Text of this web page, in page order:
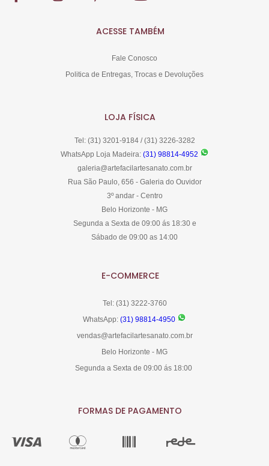
ACESSE TAMBÉM
Fale Conosco
Politica de Entregas, Trocas e Devoluções
LOJA FÍSICA
Tel: (31) 3201-9184 / (31) 3226-3282
WhatsApp Loja Madeira: (31) 98814-4952
galeria@artefacilartesanato.com.br
Rua São Paulo, 656 - Galeria do Ouvidor
3º andar - Centro
Belo Horizonte - MG
Segunda a Sexta de 09:00 ás 18:30 e
Sábado de 09:00 as 14:00
E-COMMERCE
Tel: (31) 3222-3760
WhatsApp: (31) 98814-4950
vendas@artefacilartesanato.com.br
Belo Horizonte - MG
Segunda a Sexta de 09:00 ás 18:00
FORMAS DE PAGAMENTO